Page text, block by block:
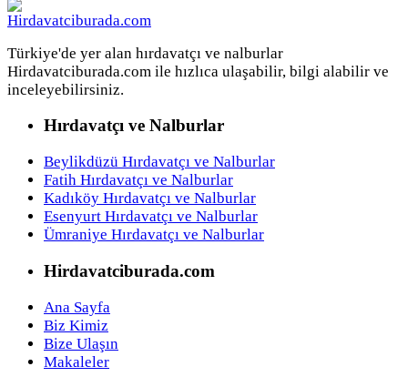
Türkiye'de yer alan hırdavatçı ve nalburlar
Hirdavatciburada.com ile hızlıca ulaşabilir, bilgi alabilir ve
inceleyebilirsiniz.
Hırdavatçı ve Nalburlar
Beylikdüzü Hırdavatçı ve Nalburlar
Fatih Hırdavatçı ve Nalburlar
Kadıköy Hırdavatçı ve Nalburlar
Esenyurt Hırdavatçı ve Nalburlar
Ümraniye Hırdavatçı ve Nalburlar
Hirdavatciburada.com
Ana Sayfa
Biz Kimiz
Bize Ulaşın
Makaleler